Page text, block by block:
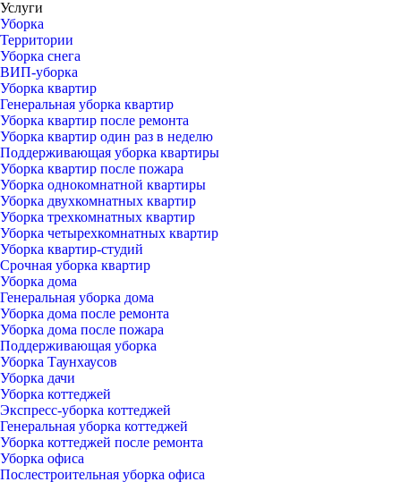
Услуги
Уборка
Территории
Уборка снега
ВИП-уборка
Уборка квартир
Генеральная уборка квартир
Уборка квартир после ремонта
Уборка квартир один раз в неделю
Поддерживающая уборка квартиры
Уборка квартир после пожара
Уборка однокомнатной квартиры
Уборка двухкомнатных квартир
Уборка трехкомнатных квартир
Уборка четырехкомнатных квартир
Уборка квартир-студий
Срочная уборка квартир
Уборка дома
Генеральная уборка дома
Уборка дома после ремонта
Уборка дома после пожара
Поддерживающая уборка
Уборка Таунхаусов
Уборка дачи
Уборка коттеджей
Экспресс-уборка коттеджей
Генеральная уборка коттеджей
Уборка коттеджей после ремонта
Уборка офиса
Послестроительная уборка офиса